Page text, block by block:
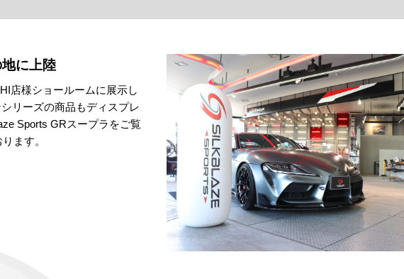
に上陸
店様ショールームに展示し
リーズの商品もディスプレ
Sports GRスープラをご覧
ます。